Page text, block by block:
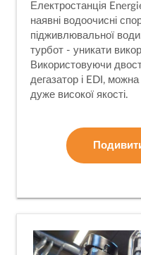
Електростанція
наявні водоочисні
підживлювальної
турбот - уникати
Використовуючи
дегазатор і EDI,
дуже високої якості.